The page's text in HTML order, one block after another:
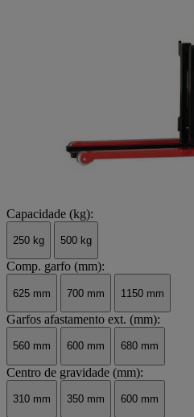
Capacidade (kg):
250 kg 500 kg
Comp. garfo (mm):
625 mm 700 mm 1150 mm
Garfos afastamento ext. (mm):
560 mm 600 mm 680 mm
Centro de gravidade (mm):
310 mm 350 mm 600 mm